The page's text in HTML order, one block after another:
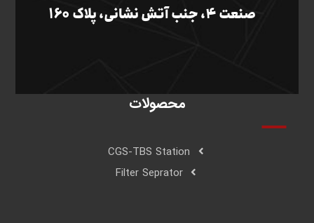
صنعت 4، جنب آتش نشانی، پلاک 160
محصولات
CGS-TBS Station
Filter Seprator